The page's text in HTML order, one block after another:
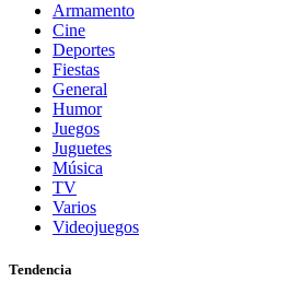
Armamento
Cine
Deportes
Fiestas
General
Humor
Juegos
Juguetes
Música
TV
Varios
Videojuegos
Tendencia